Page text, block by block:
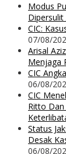
Modus
Dipersulit
CIC:
07/08/
Arisal
Menjaga
CIC
06/08/
CIC
Ritto
Status
Desak
06/08/